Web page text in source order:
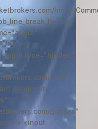
home/
/><!--
<input type="hidden"
error"
--> <input
gracias"
--> <input